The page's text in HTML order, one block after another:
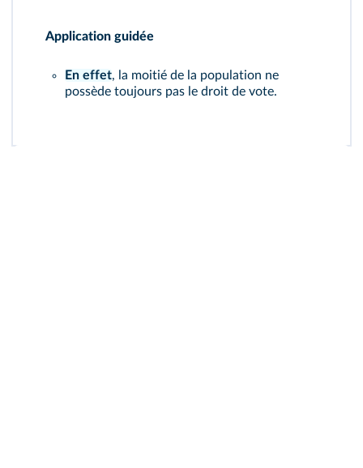
Application guidée
En effet, la moitié de la population ne
possède toujours pas le droit de vote.